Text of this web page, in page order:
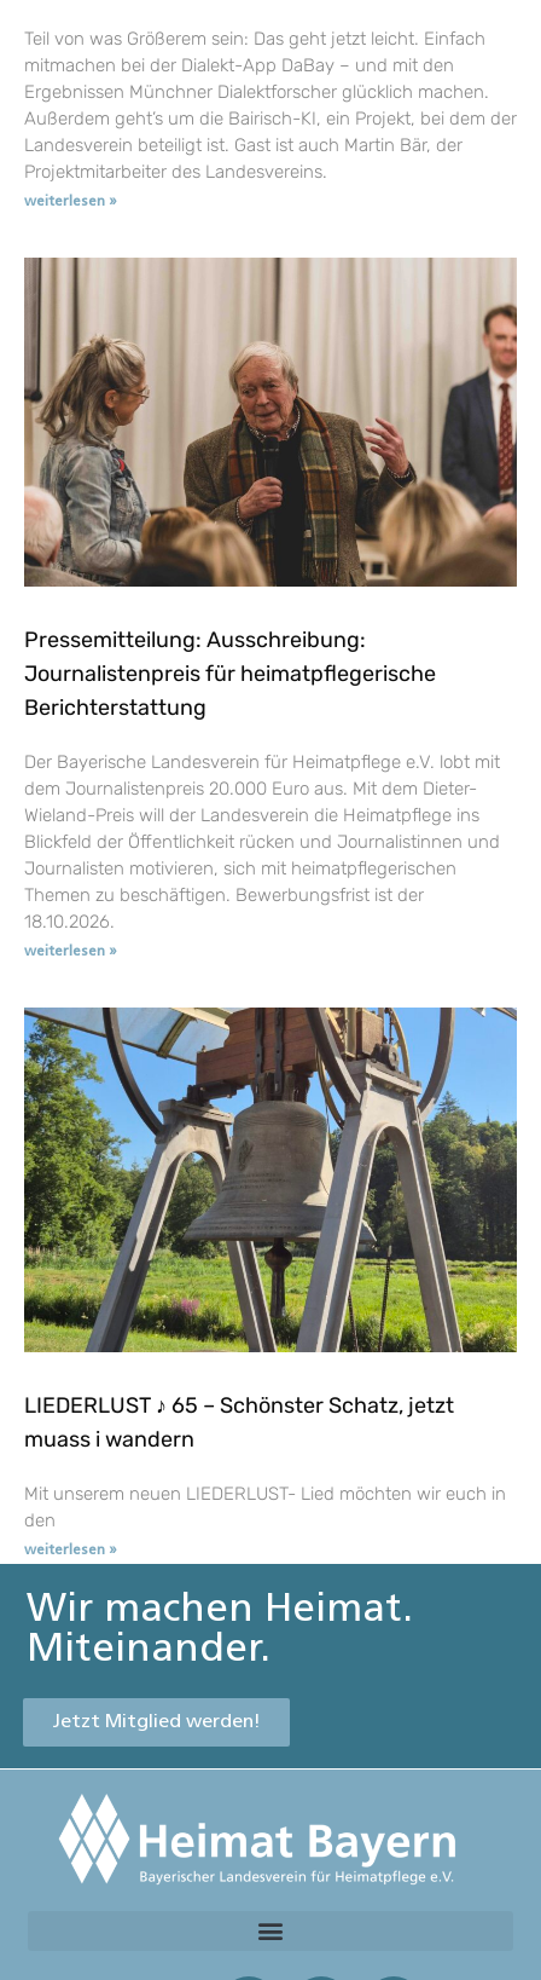
Teil von was Größerem sein: Das geht jetzt leicht. Einfach
mitmachen bei der Dialekt-App DaBay – und mit den
Ergebnissen Münchner Dialektforscher glücklich machen.
Außerdem geht’s um die Bairisch-KI, ein Projekt, bei dem der
Landesverein beteiligt ist. Gast ist auch Martin Bär, der
Projektmitarbeiter des Landesvereins.
weiterlesen »
Pressemitteilung: Ausschreibung:
Journalistenpreis für heimatpflegerische
Berichterstattung
Der Bayerische Landesverein für Heimatpflege e.V. lobt mit
dem Journalistenpreis 20.000 Euro aus. Mit dem Dieter-
Wieland-Preis will der Landesverein die Heimatpflege ins
Blickfeld der Öffentlichkeit rücken und Journalistinnen und
Journalisten motivieren, sich mit heimatpflegerischen
Themen zu beschäftigen. Bewerbungsfrist ist der
18.10.2026.
weiterlesen »
LIEDERLUST ♪ 65 – Schönster Schatz, jetzt
muass i wandern
Mit unserem neuen LIEDERLUST- Lied möchten wir euch in
den
weiterlesen »
Wir machen Heimat.
Miteinander.
Jetzt Mitglied werden!